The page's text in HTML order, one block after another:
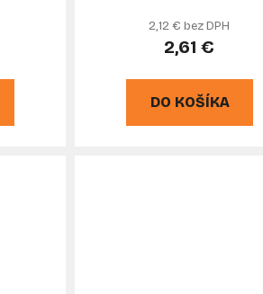
2,12 € bez DPH
2,61 €
DO KOŠÍKA